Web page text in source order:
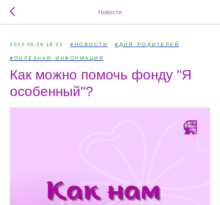
Новости
2023-06-26 18:31 #НОВОСТИ #ДЛЯ_РОДИТЕЛЕЙ
#ПОЛЕЗНАЯ_ИНФОРМАЦИЯ
Как можно помочь фонду "Я
особенный"?